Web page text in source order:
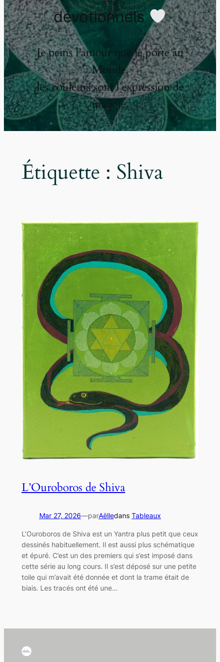
dévotionnels
Je peins l’amour que je porte au
Monde,
les couleurs sont l’expression de
ma joie.
Étiquette : Shiva
L’Ouroboros de Shiva
Mar 27, 2026—parAëlledans Tableaux
L’Ouroboros de Shiva est un Yantra plus petit que ceux
dessinés habituellement. Il est aussi plus schématique
et épuré. C’est un des premiers qui s’est imposé dans
cette série au long cours. Il s’est déposé sur une petite
toile qui m’avait été donnée et dont la trame était de
biais. Les tracés ont été une…